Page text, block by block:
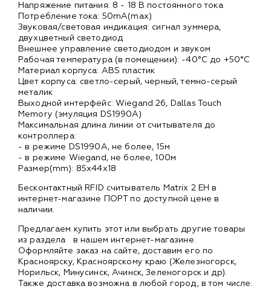
Напряжение питания: 8 - 18 В постоянного тока
Потребление тока: 50mA(max)
Звуковая/световая индикация: сигнал зуммера,
двухцветный светодиод
Внешнее управление светодиодом и звуком
Рабочая температура (в помещении): -40°С до +50°С
Материал корпуса: ABS пластик
Цвет корпуса: светло-серый, черный, темно-серый
металик
Выходной интерфейс: Wiegand 26, Dallas Touch
Memory (эмуляция DS1990A)
Максимальная длина линии от считывателя до
контроллера:
- в режиме DS1990A, не более, 15м
- в режиме Wiegand, не более, 100м
Размер(mm): 85х44х18
Бесконтактный RFID считыватель Matrix 2 EH в
интернет-магазине ПОРТ по доступной цене в
наличии.
Предлагаем купить этот или выбрать другие товары
из раздела
в нашем интернет-магазине.
Оформляйте заказ на сайте, доставим его по
Красноярску, Красноярскому краю (Железногорск,
Норильск, Минусинск, Ачинск, Зеленогорск и др).
Также доставка возможна в любой город, в том числе: